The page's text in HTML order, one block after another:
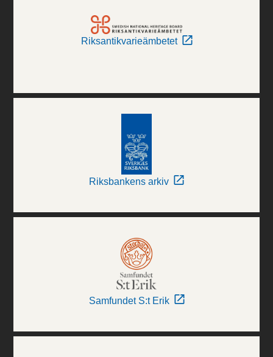
Riksantikvarieämbetet
Riksbankens arkiv
Samfundet S:t Erik